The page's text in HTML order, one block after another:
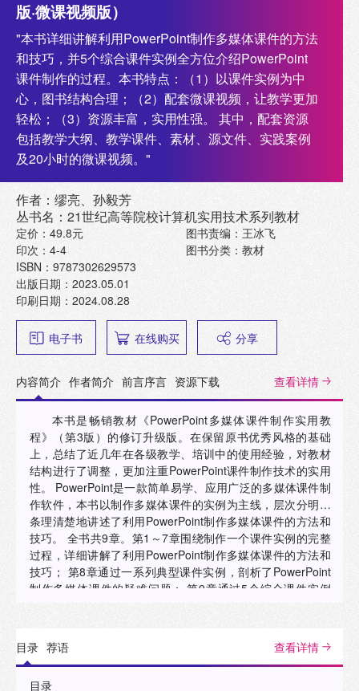
版·微课视频版）
"本书详细讲解利用PowerPoint制作多媒体课件的方法
和技巧，并5个综合课件实例全方位介绍PowerPoint
课件制作的过程。本书特点：（1）以课件实例为中
心，图书结构合理；（2）配套微课视频，让教学更加
轻松；（3）资源丰富，实用性强。 其中，配套资源
包括教学大纲、教学课件、素材、源文件、实践案例
及20小时的微课视频。"
作者：缪亮、孙毅芳
丛书名：21世纪高等院校计算机实用技术系列教材
定价：49.8元
印次：4-4
ISBN：9787302629573
出版日期：2023.05.01
印刷日期：2024.08.28
图书责编：王冰飞
图书分类：教材
电子书 在线购买 分享
内容简介 作者简介 前言序言 资源下载 查看详情
本书是畅销教材《PowerPoint多媒体课件制作实用教
程》（第3版）的修订升级版。在保留原书优秀风格的基础
上，总结了近几年在各级教学、培训中的使用经验，对教材
结构进行了调整，更加注重PowerPoint课件制作技术的实用
性。 PowerPoint是一款简单易学、应用广泛的多媒体课件制
作软件，本书以制作多媒体课件的实例为主线，层次分明、
条理清楚地讲述了利用PowerPoint制作多媒体课件的方法和
技巧。 全书共9章。第1～7章围绕制作一个课件实例的完整
过程，详细讲解了利用PowerPoint制作多媒体课件的方法和
技巧； 第8章通过一系列典型课件实例，剖析了PowerPoint
制作多媒体课件的疑难问题； 第9章通过5个综合课件实例
的培训教材，也可作为中小学各科教师、多媒体课件制作人
员及PowerPoint制作爱好者的自学参考书。
目录 荐语 查看详情
目录